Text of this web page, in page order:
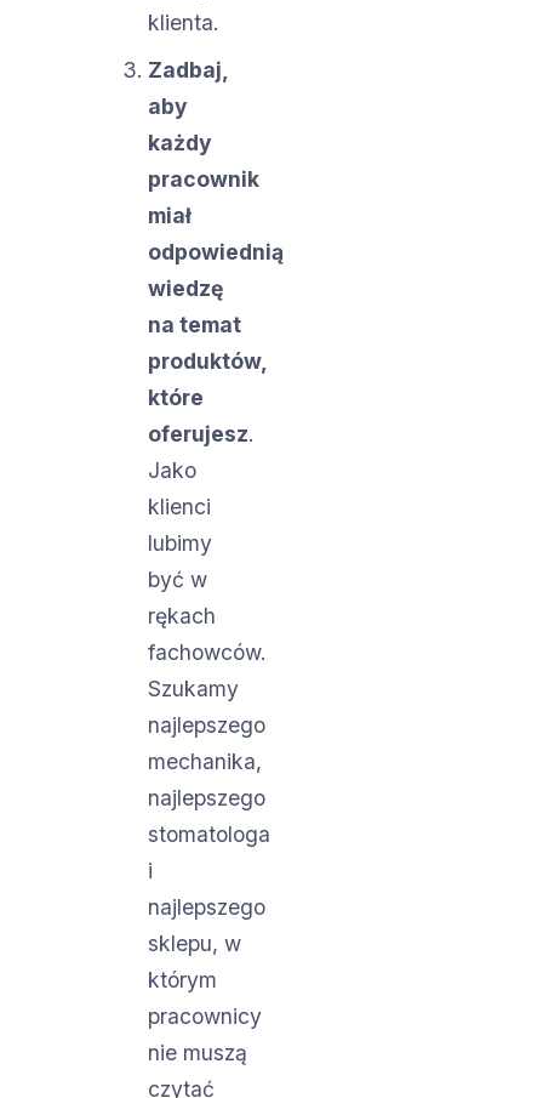
klienta.
Zadbaj,
aby
każdy
pracownik
miał
odpowiednią
wiedzę
na temat
produktów,
które
oferujesz.
Jako
klienci
lubimy
być w
rękach
fachowców.
Szukamy
najlepszego
mechanika,
najlepszego
stomatologa
i
najlepszego
sklepu, w
którym
pracownicy
nie muszą
czytać